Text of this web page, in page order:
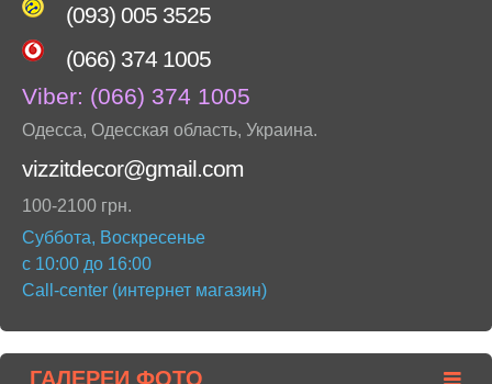
(093) 005 3525
(066) 374 1005
Viber: (066) 374 1005
Одесса, Одесская область, Украина.
vizzitdecor@gmail.com
100-2100 грн.
Суббота, Воскресенье
с 10:00 до 16:00
Call-center (интернет магазин)
ГАЛЕРЕИ ФОТО